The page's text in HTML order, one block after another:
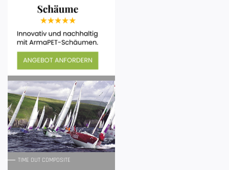
TIME OUT COMPOSITE